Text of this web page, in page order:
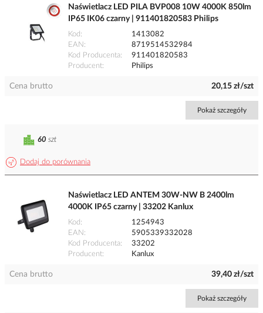
Naświetlacz LED PILA BVP008 10W 4000K 850lm
IP65 IK06 czarny | 911401820583 Philips
Kod
1413082
EAN
8719514532984
Kod Producenta
911401820583
Producent
Philips
Cena brutto 20,15 zł/szt
Pokaż szczegóły
Dodaj do porównania
60 szt
Naświetlacz LED ANTEM 30W-NW B 2400lm
4000K IP65 czarny | 33202 Kanlux
Kod
1254943
EAN
5905339332028
Kod Producenta
33202
Producent
Kanlux
Cena brutto 39,40 zł/szt
Pokaż szczegóły